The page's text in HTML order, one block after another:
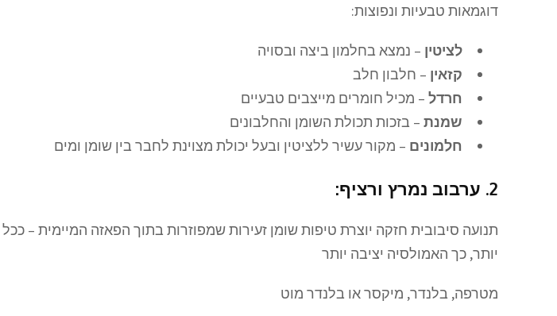
דוגמאות טבעיות ונפוצות:
לציטין – נמצא בחלמון ביצה ובסויה
קזאין – חלבון חלב
חרדל – מכיל חומרים מייצבים טבעיים
שמנת – בזכות תכולת השומן והחלבונים
חלמונים – מקור עשיר ללציטין ובעל יכולת מצוינת לחבר בין שומן ומים
2. ערבוב נמרץ ורציף:
תנועה סיבובית חזקה יוצרת טיפות שומן זעירות שמפוזרות בתוך הפאזה המיימית –
יותר, כך האמולסיה יציבה יותר
מטרפה, בלנדר, מיקסר או בלנדר מוט